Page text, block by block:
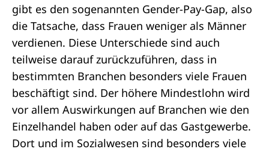
gibt es den sogenannten Gender-Pay-Gap, also
die Tatsache, dass Frauen weniger als Männer
verdienen. Diese Unterschiede sind auch
teilweise darauf zurückzuführen, dass in
bestimmten Branchen besonders viele Frauen
beschäftigt sind. Der höhere Mindestlohn wird
vor allem Auswirkungen auf Branchen wie den
Einzelhandel haben oder auf das Gastgewerbe.
Dort und im Sozialwesen sind besonders viele